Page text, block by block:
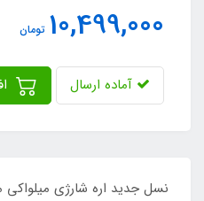
10,499,000 تومان
آماده ارسال